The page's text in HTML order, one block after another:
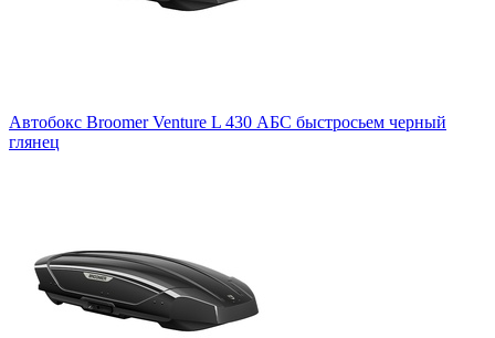
Автобокс Broomer Venture L 430 АБС быстросьем черный
глянец